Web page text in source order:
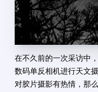
在不久前的一次采访中
数码单反相机进行天文
对胶片摄影有热情，那